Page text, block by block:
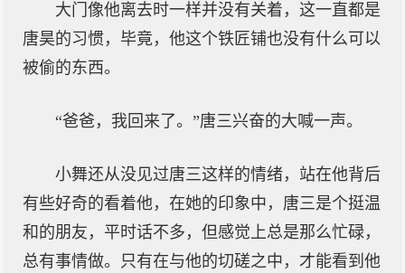
大门像他离去时一样并没有关着，这一直都是
唐昊的习惯，毕竟，他这个铁匠铺也没有什么可以
被偷的东西。
“爸爸，我回来了。”唐三兴奋的大喊一声。
小舞还从没见过唐三这样的情绪，站在他背后
有些好奇的看着他，在她的印象中，唐三是个挺温
和的朋友，平时话不多，但感觉上总是那么忙碌，
总有事情做。只有在与他的切磋之中，才能看到他